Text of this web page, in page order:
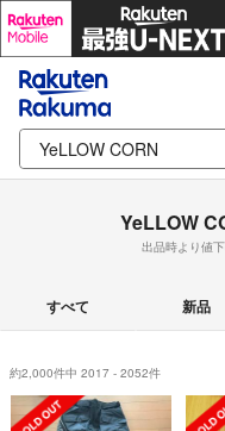
YeLLOW
出品時より値
すべて 新品
約2,000件中 2017 - 2052件